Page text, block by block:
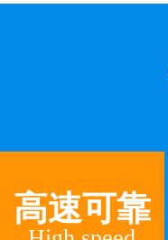
高速可靠